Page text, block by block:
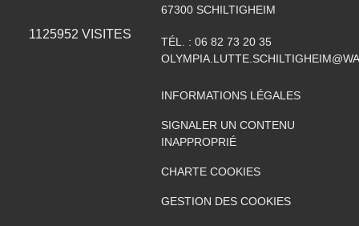
1125952 VISITES
67300 SCHILTIGHEIM
TÉL. : 06 82 73 20 35
INFORMATIONS LÉGALES
SIGNALER UN CONTENU
INAPPROPRIÉ
CHARTE COOKIES
GESTION DES COOKIES